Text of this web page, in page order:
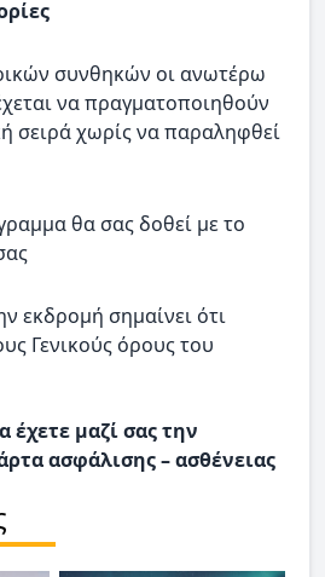
συνθηκών oι ανωτέρω
να πραγματοποιηθούν
σειρά χωρίς να παραληφθεί
θα σας δοθεί με το
εκδρομή σημαίνει ότι
Γενικούς όρους του
έχετε μαζί σας την
ασφάλισης – ασθένειας